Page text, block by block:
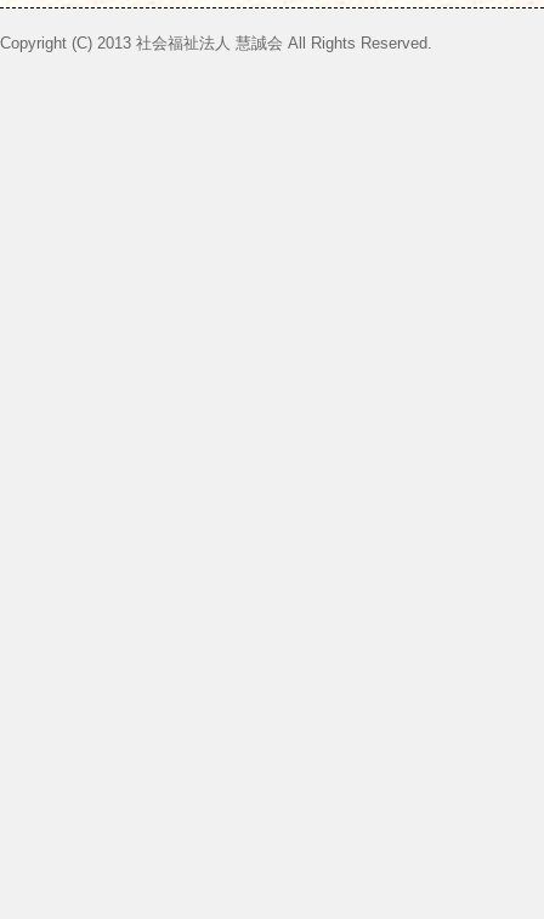
Copyright (C) 2013 社会福祉法人 慧誠会 All Rights Reserved.